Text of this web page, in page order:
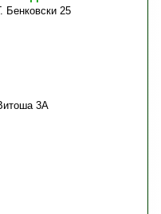
Бенковски 25
3А